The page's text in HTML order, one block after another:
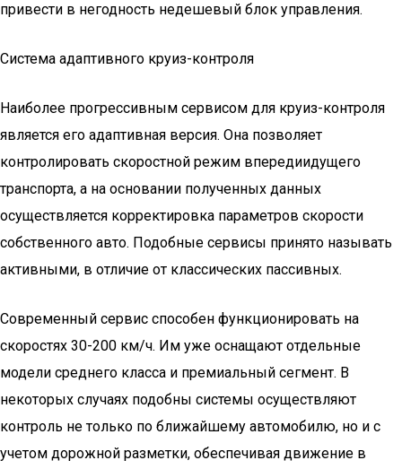
привести в негодность недешевый блок управления.
Система адаптивного круиз-контроля
Наиболее прогрессивным сервисом для круиз-контроля
является его адаптивная версия. Она позволяет
контролировать скоростной режим впередиидущего
транспорта, а на основании полученных данных
осуществляется корректировка параметров скорости
собственного авто. Подобные сервисы принято называть
активными, в отличие от классических пассивных.
Современный сервис способен функционировать на
скоростях 30-200 км/ч. Им уже оснащают отдельные
модели среднего класса и премиальный сегмент. В
некоторых случаях подобны системы осуществляют
контроль не только по ближайшему автомобилю, но и с
учетом дорожной разметки, обеспечивая движение в